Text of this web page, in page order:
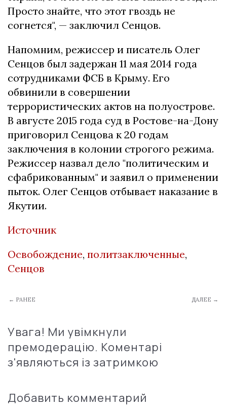
Просто знайте, что этот гвоздь не
согнется", — заключил Сенцов.
Напомним, режиссер и писатель Олег
Сенцов был задержан 11 мая 2014 года
сотрудниками ФСБ в Крыму. Его
обвинили в совершении
террористических актов на полуострове.
В августе 2015 года суд в Ростове-на-Дону
приговорил Сенцова к 20 годам
заключения в колонии строгого режима.
Режиссер назвал дело "политическим и
сфабрикованным" и заявил о применении
пыток. Олег Сенцов отбывает наказание в
Якутии.
Источник
Освобождение, политзаключенные,
Сенцов
← РАНЕЕ ДАЛЕЕ →
Увага! Ми увімкнули
премодерацію. Коментарі
з'являються із затримкою
Добавить комментарий